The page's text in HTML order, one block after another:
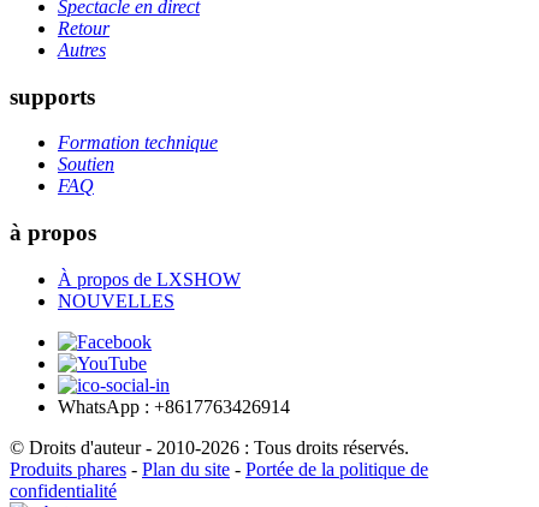
Spectacle en direct
Retour
Autres
supports
Formation technique
Soutien
FAQ
à propos
À propos de LXSHOW
NOUVELLES
WhatsApp : +8617763426914
© Droits d'auteur - 2010-2026 : Tous droits réservés.
Produits phares - Plan du site - Portée de la politique de
confidentialité